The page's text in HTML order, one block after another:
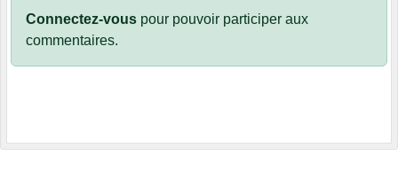
Connectez-vous pour pouvoir participer aux
commentaires.